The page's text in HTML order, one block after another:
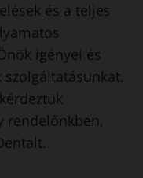
és a teljes
igényei és
rendelőnkben,